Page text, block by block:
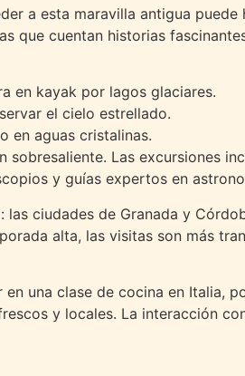
a esta maravilla antigua
que cuentan historias
en kayak por lagos glaciares.
el cielo estrellado.
en aguas cristalinas.
Las excursiones
y guías expertos en
ciudades de Granada y
alta, las visitas son más
una clase de cocina en Italia,
y locales. La interacción